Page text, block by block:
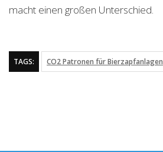
macht einen großen Unterschied.
TAGS: CO2 Patronen für Bierzapfanlagen